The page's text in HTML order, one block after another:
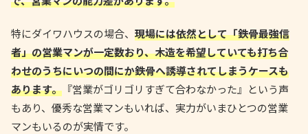
特にダイワハウスの場合、 現場には依然として「鉄骨最強信
者」の営業マンが一定数おり、木造を希望していても打ち合
わせのうちにいつの間にか鉄骨へ誘導されてしまうケースも
あります。 『営業がゴリゴリすぎて合わなかった』という声
もあり、優秀な営業マンもいれば、実力がいまひとつの営業
マンもいるのが実情です。